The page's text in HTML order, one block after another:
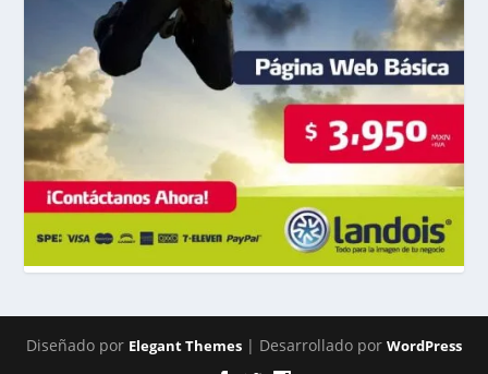
Diseñado por Elegant Themes | Desarrollado por WordPress